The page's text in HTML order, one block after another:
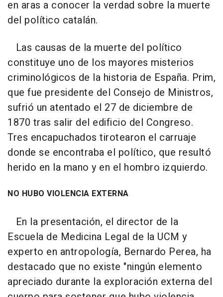
en aras a conocer la verdad sobre la muerte
del político catalán.
Las causas de la muerte del político
constituye uno de los mayores misterios
criminológicos de la historia de España. Prim,
que fue presidente del Consejo de Ministros,
sufrió un atentado el 27 de diciembre de
1870 tras salir del edificio del Congreso.
Tres encapuchados tirotearon el carruaje
donde se encontraba el político, que resultó
herido en la mano y en el hombro izquierdo.
NO HUBO VIOLENCIA EXTERNA
En la presentación, el director de la
Escuela de Medicina Legal de la UCM y
experto en antropología, Bernardo Perea, ha
destacado que no existe "ningún elemento
apreciado durante la exploración externa del